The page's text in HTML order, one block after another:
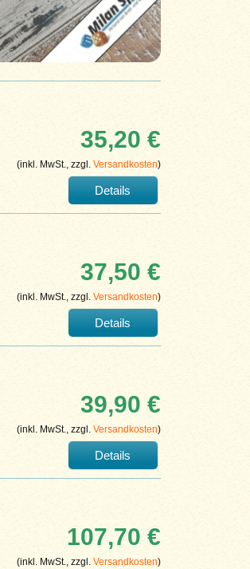
35,20 €
(inkl. MwSt., zzgl. Versandkosten)
Details
37,50 €
(inkl. MwSt., zzgl. Versandkosten)
Details
39,90 €
(inkl. MwSt., zzgl. Versandkosten)
Details
107,70 €
(inkl. MwSt., zzgl. Versandkosten)